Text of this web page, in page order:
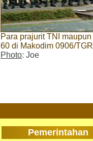
Para prajurit TNI
60 di Makodim 0906/
Photo: Joe
Pemerintahan